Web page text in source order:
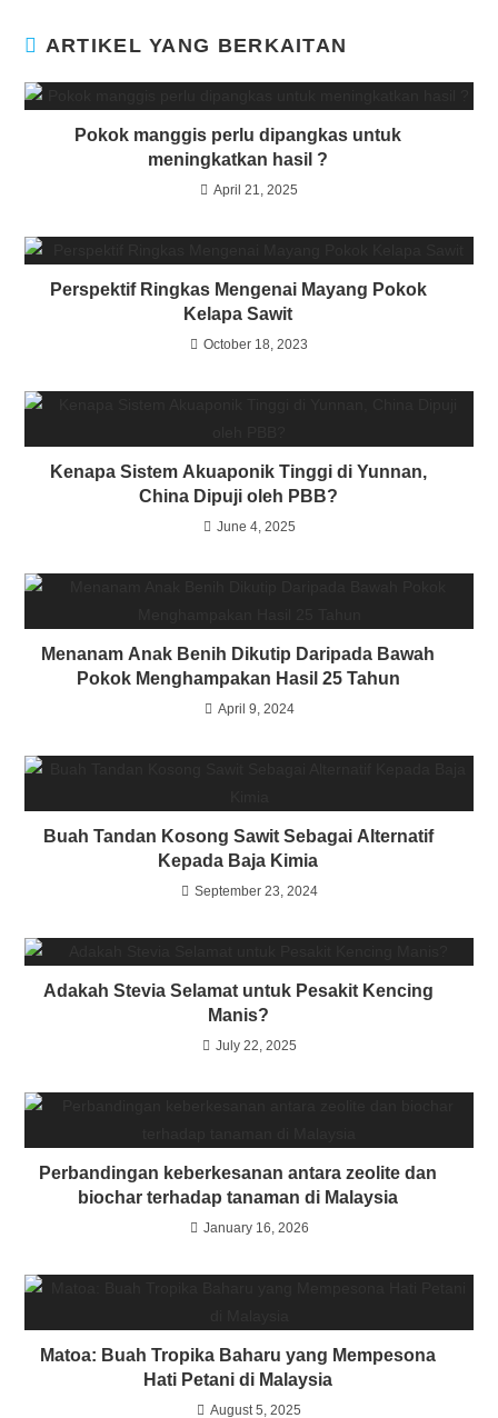
ARTIKEL YANG BERKAITAN
Pokok manggis perlu dipangkas untuk
meningkatkan hasil ?
April 21, 2025
Perspektif Ringkas Mengenai Mayang Pokok
Kelapa Sawit
October 18, 2023
Kenapa Sistem Akuaponik Tinggi di Yunnan,
China Dipuji oleh PBB?
June 4, 2025
Menanam Anak Benih Dikutip Daripada Bawah
Pokok Menghampakan Hasil 25 Tahun
April 9, 2024
Buah Tandan Kosong Sawit Sebagai Alternatif
Kepada Baja Kimia
September 23, 2024
Adakah Stevia Selamat untuk Pesakit Kencing
Manis?
July 22, 2025
Perbandingan keberkesanan antara zeolite dan
biochar terhadap tanaman di Malaysia
January 16, 2026
Matoa: Buah Tropika Baharu yang Mempesona
Hati Petani di Malaysia
August 5, 2025